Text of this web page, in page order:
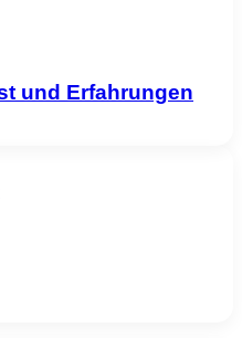
und Erfahrungen